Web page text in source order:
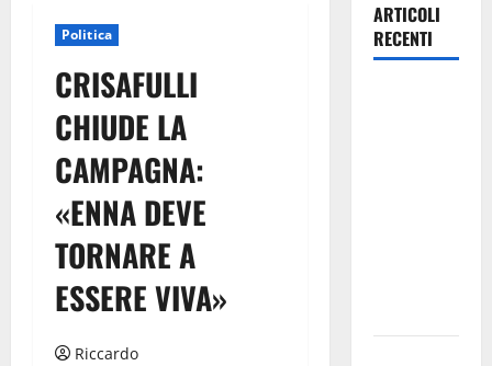
Politica
CRISAFULLI
CHIUDE LA
CAMPAGNA:
«ENNA DEVE
TORNARE A
ESSERE VIVA»
Riccardo
ARTICOLI
RECENTI